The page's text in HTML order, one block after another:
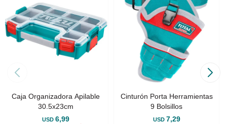
Caja Organizadora Apilable
30.5x23cm
USD 6,99
Cinturón Porta Herramientas
9 Bolsillos
USD 7,29